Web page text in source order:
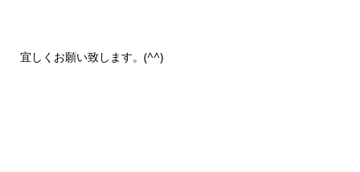
宜しくお願い致します。(^^)